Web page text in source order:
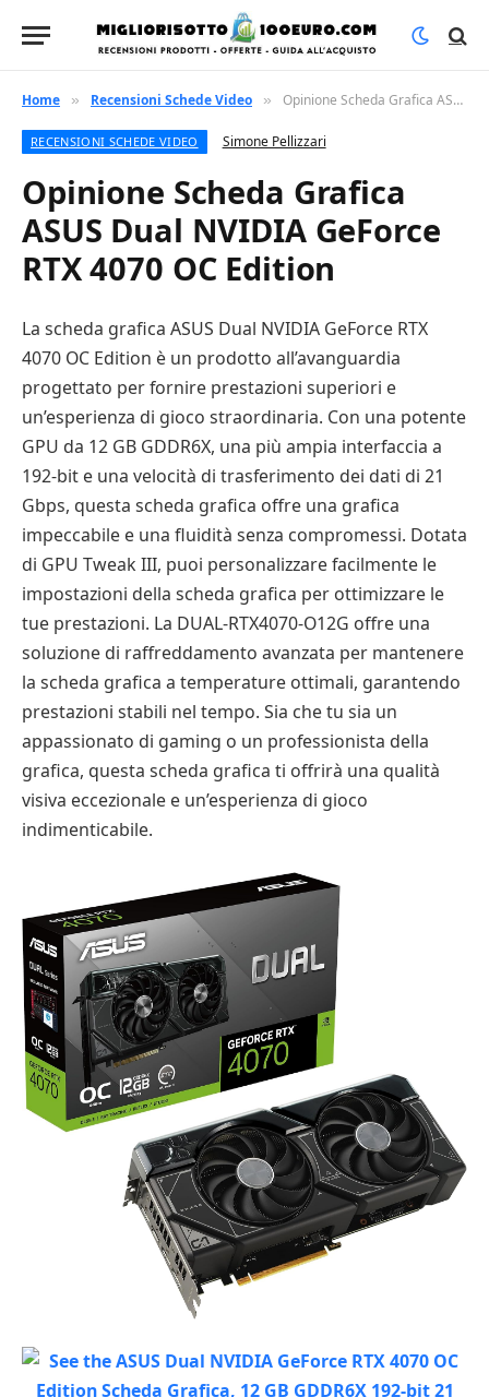
Home » Recensioni Schede Video » Opinione Scheda Grafica ASUS Dual NVIDIA GeForce RTX 4070 OC Edition
RECENSIONI SCHEDE VIDEO Simone Pellizzari
Opinione Scheda Grafica
ASUS Dual NVIDIA GeForce
RTX 4070 OC Edition
La scheda grafica ASUS Dual NVIDIA GeForce RTX
4070 OC Edition è un prodotto all’avanguardia
progettato per fornire prestazioni superiori e
un’esperienza di gioco straordinaria. Con una potente
GPU da 12 GB GDDR6X, una più ampia interfaccia a
192-bit e una velocità di trasferimento dei dati di 21
Gbps, questa scheda grafica offre una grafica
impeccabile e una fluidità senza compromessi. Dotata
di GPU Tweak III, puoi personalizzare facilmente le
impostazioni della scheda grafica per ottimizzare le
tue prestazioni. La DUAL-RTX4070-O12G offre una
soluzione di raffreddamento avanzata per mantenere
la scheda grafica a temperature ottimali, garantendo
prestazioni stabili nel tempo. Sia che tu sia un
appassionato di gaming o un professionista della
grafica, questa scheda grafica ti offrirà una qualità
visiva eccezionale e un’esperienza di gioco
indimenticabile.